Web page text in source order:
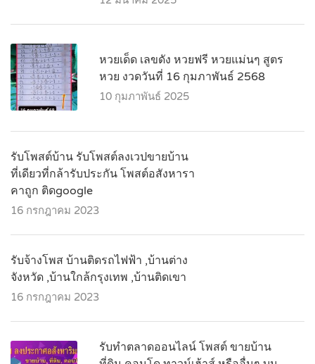
หวยเด็ด เลขดัง หวยฟรี หวยแม่นๆ สูตร
หวย งวดวันที่ 16 กุมภาพันธ์ 2568
10 กุมภาพันธ์ 2025
รับโพสต์บ้าน รับโพสต์ลงเวปขายบ้าน
ที่เดียวที่กล้ารับประกัน โพสต์อสังหารา
คาถูก ติดgoogle
16 กรกฎาคม 2023
รับจ้างโพส บ้านติดรถไฟฟ้า ,บ้านต่าง
จังหวัด ,บ้านใกล้กรุงเทพ ,บ้านติดเขา
16 กรกฎาคม 2023
รับทำตลาดออนไลน์ โพสต์ ขายบ้าน